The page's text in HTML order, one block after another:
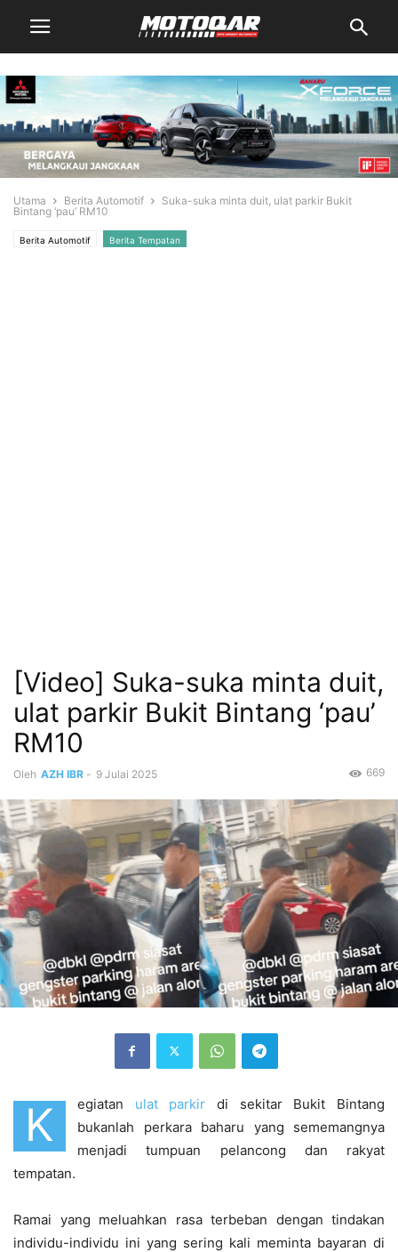
Utama Berita Automotif
Suka-suka minta duit, ulat parkir Bukit
Bintang ‘pau’ RM10
Berita Automotif Berita Tempatan
[Video] Suka-suka minta duit,
ulat parkir Bukit Bintang ‘pau’
RM10
Oleh AZH IBR - 9 Julai 2025 669
K egiatan ulat parkir di sekitar Bukit Bintang
bukanlah perkara baharu yang sememangnya
menjadi tumpuan pelancong dan rakyat
tempatan.
Ramai yang meluahkan rasa terbeban dengan tindakan
individu-individu ini yang sering kali meminta bayaran di